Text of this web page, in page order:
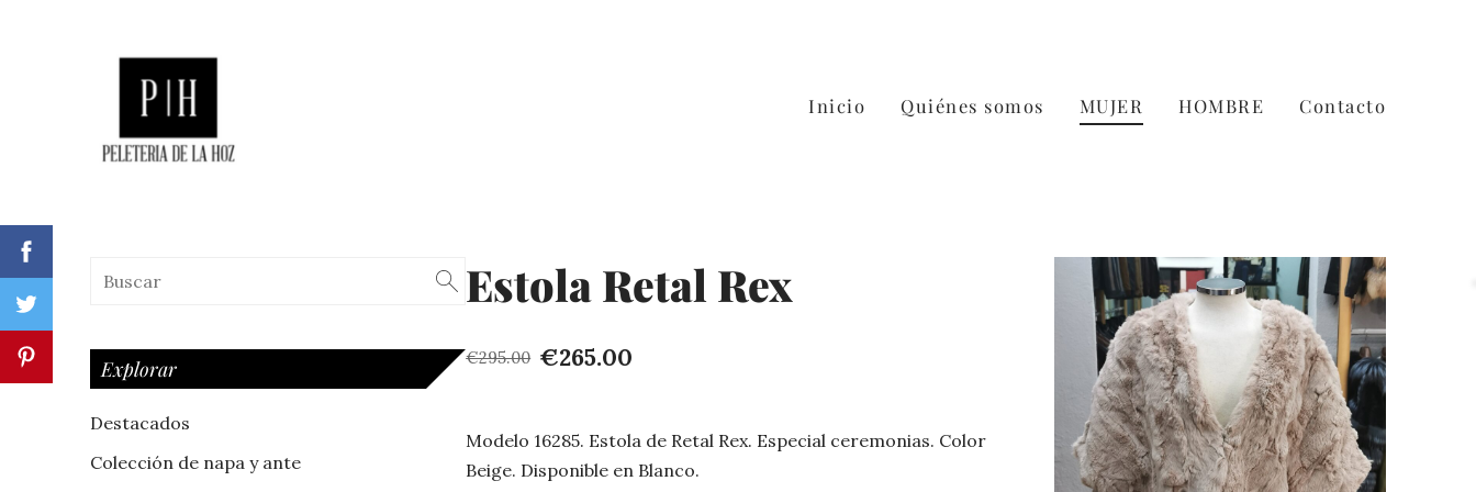
Inicio Quiénes somos MUJER HOMBRE Contacto
Explorar
Destacados
Colección de napa y ante
Estola Retal Rex
€295.00 €265.00
Modelo 16285. Estola de Retal Rex. Especial ceremonias. Color
Beige. Disponible en Blanco.